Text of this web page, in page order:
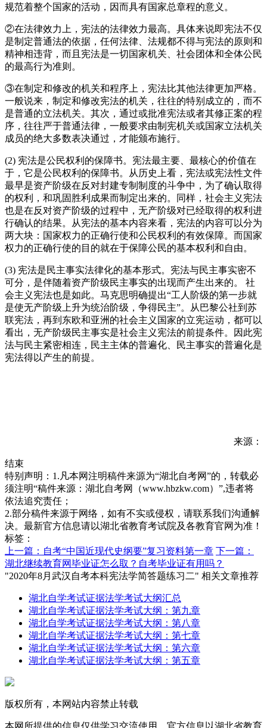
规范着整个国家的活动，因而具有国家总章程的意义。
②在法律效力上，宪法的法律效力最高。具体来说即宪法不仅
是制定普通法的依据，任何法律、法规都不得与宪法的原则和
精神相违背，而且宪法是一切国家机关、社会团体和全体公民
的最高行为准则。
③在制定和修改的机关和程序上，宪法比其他法律更加严格。
一般说来，制定和修改宪法的机关，往往的特别成立的，而不
是普通的立法机关。其次，通过或批准宪法或者其修正案的程
序，往往严于普通法律，一般要求由制宪机关或国家立法机关
成员的绝大多数表决通过，才能颁布施行。
(2) 宪法是公民权利的保障书。宪法最主要、最核心的价值在
于，它是公民权利的保障书。从历史上看，宪法或宪法性文件
最早是资产阶级在反对封建专制制度的斗争中，为了确认取得
的权利，和巩固胜利成果而制定出来的。同样，社会主义宪法
也是在反对资产阶级的过程中，无产阶级对已经取得的权利进
行确认的结果。从宪法的基本内容来看，宪法的内容可以分为
两大块：国家权力的正确行使和公民权利的有效保障。而国家
权力的正确行使的目的就在于保障公民的基本权利和自由。
(3) 宪法是民主事实法律化的基本形式。宪法与民主事实密不
可分，是伴随着资产阶级民主事实的出现而产生出来的。 社
会主义宪法也是如此。马克思明确提出“工人阶级的第一步就
是使无产阶级上升为统治阶级，争得民主”。从巴黎公社到苏
联宪法，再到东欧和亚洲的社会主义国家的立宪运动，都可以
看出，无产阶级民主事实是社会主义宪法的前提条件。因此宪
法与民主紧密相连，民主主体的普遍化、民主事实的普遍化是
宪法得以产生的前提。
来源：
结束
特别声明：1.凡本网注明稿件来源为“湖北自考网”的，转载必
须注明“稿件来源：湖北自考网（www.hbzkw.com）”,违者将
依法追究责任；
2.部分稿件来源于网络，如有不实或侵权，请联系我们沟通解
决。最新官方信息请以湖北省教育考试院及各教育官网为准！
标签：
上一篇：自考“中国近现代史纲要”复习资料第一章 下一篇：
湖北继续教育网毕业证怎么取？自考毕业证有用吗？
"2020年8月武汉自考本科宪法学简答题练习二" 相关文章推荐
湖北自学考试证据法学考试大纲汇总
湖北自学考试证据法学考试大纲：第九章
湖北自学考试证据法学考试大纲：第八章
湖北自学考试证据法学考试大纲：第七章
湖北自学考试证据法学考试大纲：第六章
湖北自学考试证据法学考试大纲：第五章
版权所有，本网站内容禁止转载
本网所提供的信息仅供学习交流使用，官方信息以湖北省教育